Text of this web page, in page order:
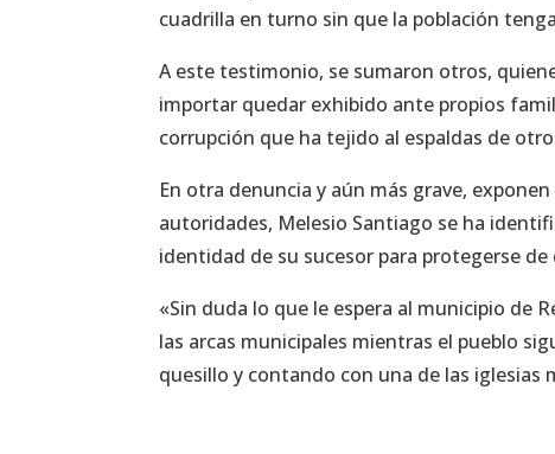
cuadrilla en turno sin que la población
A este testimonio, se sumaron otros,
importar quedar exhibido ante propios
corrupción que ha tejido al espaldas de
En otra denuncia y aún más grave,
autoridades, Melesio Santiago se ha
identidad de su sucesor para protegerse
«Sin duda lo que le espera al municipio de
las arcas municipales mientras el pueblo
quesillo y contando con una de las iglesias